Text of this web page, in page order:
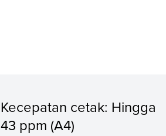
Kecepatan cetak: Hingga
43 ppm (A4)